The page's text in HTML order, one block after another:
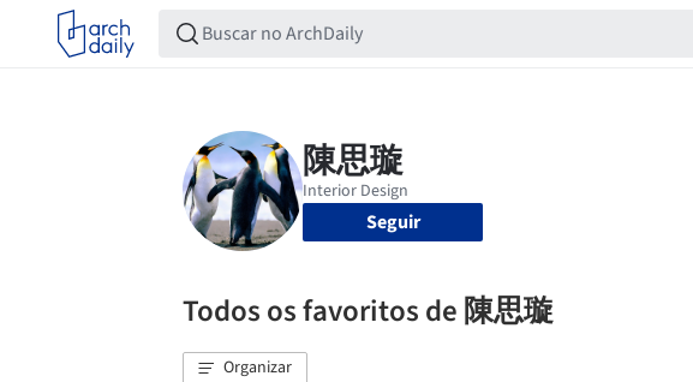
Seguir
Todos os favoritos de 陳思璇
Organizar